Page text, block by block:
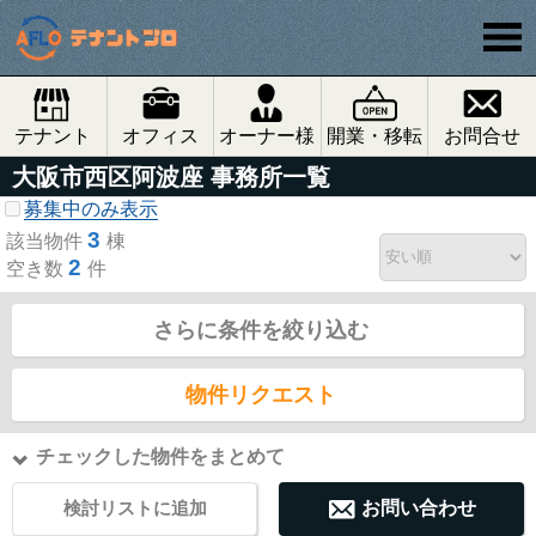
テナント オフィス オーナー様 開業・移転 お問合せ
大阪市西区阿波座 事務所一覧
募集中のみ表示
該当物件 3 棟
空き数 2 件
さらに条件を絞り込む
物件リクエスト
チェックした物件をまとめて
検討リストに追加 お問い合わせ